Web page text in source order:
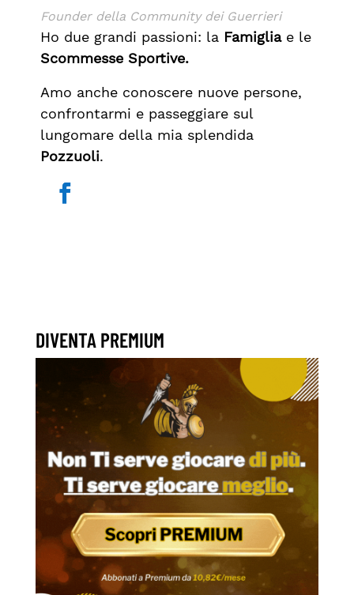
Founder della Community dei Guerrieri
Ho due grandi passioni: la Famigliae le
Scommesse Sportive.
Amo anche conoscere nuove persone,
confrontarmi e passeggiare sul
lungomare della mia splendida
Pozzuoli.
DIVENTA PREMIUM